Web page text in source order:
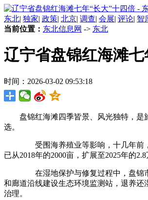
东北| 独家| 政策| 北京| 调查| 会展| 评论| 智
当前位置： 东北信息网 -> 东北
辽宁省盘锦红海滩
时间：2026-03-02 09:53:18
盘锦红海滩四季皆景、风光独特，是旅
选。
受围海养殖业等影响，十几年前，盘
已从2018年的2000亩，扩展至2025年的
在湿地保护与修复过程中，盘锦市一
和廊道沿线建设生态环境监测站，退养
治理。